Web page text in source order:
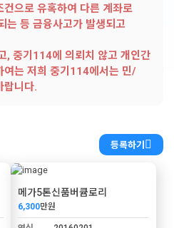
으로 유혹하여 다른 계좌로
는 등 금융사고가 발생되고
, 중기114에 의뢰치 않고 개인간
여는 저희 중기114에서는 민/
랍니다.
등록하기
메가5톤신품버큠로리
6,300만원